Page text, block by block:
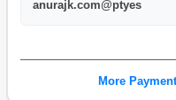
anurajk.com@ptyes
More